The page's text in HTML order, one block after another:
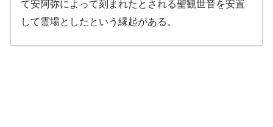
て安阿弥によって刻まれたとされる聖観世音を安置
して霊場としたという縁起がある。